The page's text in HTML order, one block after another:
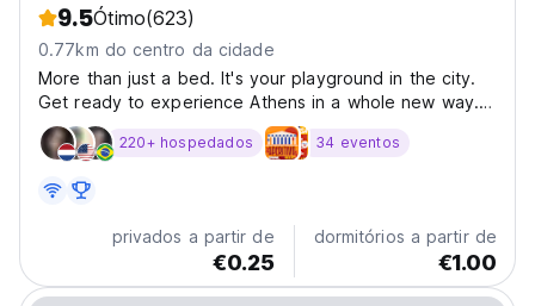
9.5Ótimo(623)
0.77km do centro da cidade
More than just a bed. It's your playground in the city.
Get ready to experience Athens in a whole new way.
YellowSquare Athens is not just a place to sleep. It's
where travelers meet, connect, and play. Whether
220+ hospedados 34 eventos
privados a partir de
€0.25
dormitórios a partir de
€1.00